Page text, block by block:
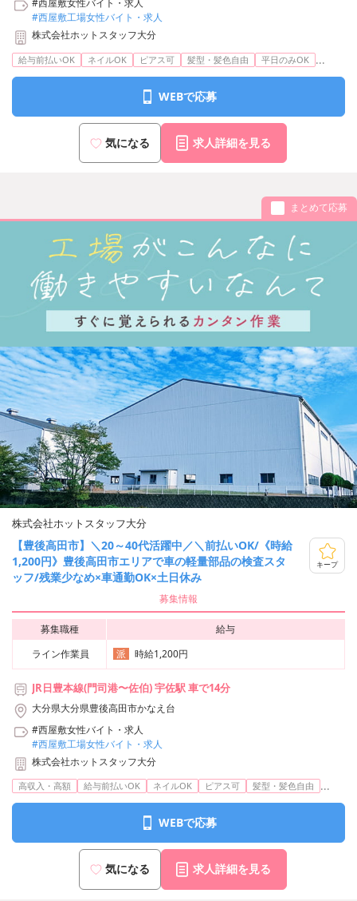
#西屋敷女性バイト・求人
#西屋敷工場女性バイト・求人
株式会社ホットスタッフ大分
給与前払いOK ネイルOK ピアス可 髪型・髪色自由 平日のみOK ...
WEBで応募
気になる 求人詳細を見る
まとめて応募
株式会社ホットスタッフ大分
【豊後高田市】＼20～40代活躍中／＼前払いOK/《時給
1,200円》豊後高田市エリアで車の軽量部品の検査スタ
ッフ/残業少なめ×車通勤OK×土日休み
キープ
募集情報
募集職種
給与
ライン作業員
派 時給1,200円
JR日豊本線(門司港〜佐伯) 宇佐駅 車で14分
大分県大分県豊後高田市かなえ台
#西屋敷女性バイト・求人
#西屋敷工場女性バイト・求人
株式会社ホットスタッフ大分
高収入・高額 給与前払いOK ネイルOK ピアス可 髪型・髪色自由 ...
WEBで応募
気になる 求人詳細を見る